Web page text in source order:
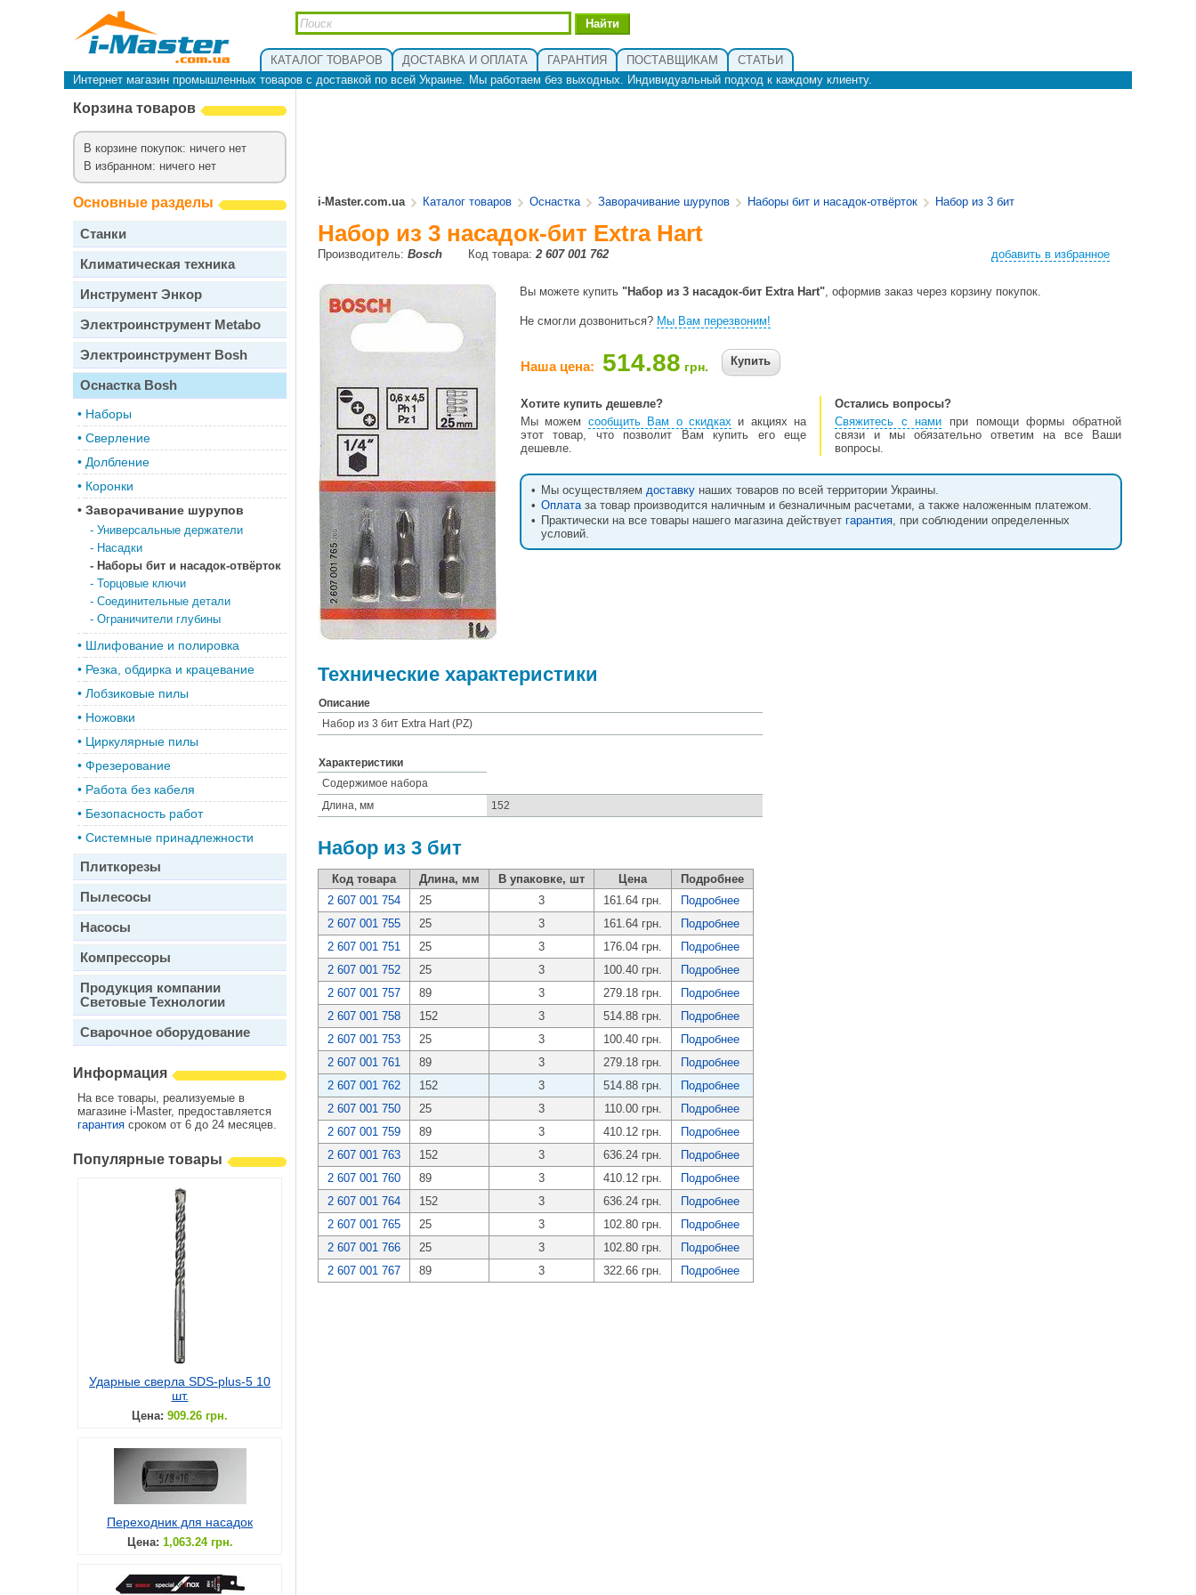
КАТАЛОГ ТОВАРОВ ДОСТАВКА И ОПЛАТА ГАРАНТИЯ ПОСТАВЩИКАМ
СТАТЬИ
Интернет магазин промышленных товаров с доставкой по всей Украине. Мы работаем без выходных. Индивидуальный подход к каждому клиенту.
Корзина товаров
В корзине покупок: ничего нет
В избранном: ничего нет
Основные разделы
Станки
Климатическая техника
Инструмент Энкор
Электроинструмент Metabo
Электроинструмент Bosh
Оснастка Bosh
• Наборы
• Сверление
• Долбление
• Коронки
• Заворачивание шурупов
- Универсальные держатели
- Насадки
- Наборы бит и насадок-отвёрток
- Торцовые ключи
- Соединительные детали
- Ограничители глубины
• Шлифование и полировка
• Резка, обдирка и крацевание
• Лобзиковые пилы
• Ножовки
• Циркулярные пилы
• Фрезерование
• Работа без кабеля
• Безопасность работ
• Системные принадлежности
Плиткорезы
Пылесосы
Насосы
Компрессоры
Продукция компании
Световые Технологии
Сварочное оборудование
Информация
На все товары, реализуемые в
магазине i-Master, предоставляется
гарантия сроком от 6 до 24 месяцев.
Популярные товары
Ударные сверла SDS-plus-5 10
шт.
Цена: 909.26 грн.
Переходник для насадок
Цена: 1,063.24 грн.
i-Master.com.ua Каталог товаров Оснастка Заворачивание шурупов Наборы бит и насадок-отвёрток Набор из 3 бит
Набор из 3 насадок-бит Extra Hart
Производитель: Bosch Код товара: 2 607 001 762 добавить в избранное
Вы можете купить "Набор из 3 насадок-бит Extra Hart", оформив заказ через корзину покупок.
Не смогли дозвониться? Мы Вам перезвоним!
Наша цена: 514.88 грн. Купить
Хотите купить дешевле?
Мы можем сообщить Вам о скидкахи акциях на
этот товар, что позволит Вам купить его еще
дешевле.
Остались вопросы?
Свяжитесь с нами при помощи формы обратной
связи и мы обязательно ответим на все Ваши
вопросы.
• Мы осуществляем доставку наших товаров по всей территории Украины.
• Оплатаза товар производится наличным и безналичным расчетами, а также наложенным платежом.
• Практически на все товары нашего магазина действует гарантия, при соблюдении определенных
условий.
Технические характеристики
Описание
Набор из 3 бит Extra Hart (PZ)
Характеристики
Содержимое набора
Длина, мм
152
Набор из 3 бит
Код товара Длина, мм В упаковке, шт Цена
Подробнее
2 607 001 754
25 3 161.64 грн.
Подробнее
2 607 001 755
25 3 161.64 грн.
Подробнее
2 607 001 751
25 3 176.04 грн.
Подробнее
2 607 001 752
25 3 100.40 грн.
Подробнее
2 607 001 757
89 3 279.18 грн.
Подробнее
2 607 001 758
152 3 514.88 грн.
Подробнее
2 607 001 753
25 3 100.40 грн.
Подробнее
2 607 001 761
89 3 279.18 грн.
Подробнее
2 607 001 762
152 3 514.88 грн.
Подробнее
2 607 001 750
25 3 110.00 грн.
Подробнее
2 607 001 759
89 3 410.12 грн.
Подробнее
2 607 001 763
152 3 636.24 грн.
Подробнее
2 607 001 760
89 3 410.12 грн.
Подробнее
2 607 001 764
152 3 636.24 грн.
Подробнее
2 607 001 765
25 3 102.80 грн.
Подробнее
2 607 001 766
25 3 102.80 грн.
Подробнее
2 607 001 767
89 3 322.66 грн. Подробнее